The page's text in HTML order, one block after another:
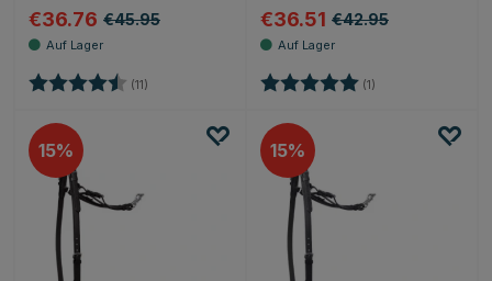
€36.76 €45.95
Bewertung: (11)
€36.51 €42.95
Bewertung: (1)
15 15